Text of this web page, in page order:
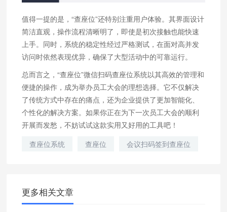
值得一提的是，“查座位”还特别注重用户体验。其界面设计
简洁直观，操作流程清晰明了，即使是初次接触也能快速
上手。同时，系统的稳定性经过严格测试，在面对高并发
访问时依然表现优异，确保了大型活动中的可靠运行。
总而言之，“查座位”微信扫码查座位系统以其高效的管理和
便捷的操作，成为举办员工大会的理想选择。它不仅解决
了传统方式中存在的痛点，还为企业提供了更加智能化、
个性化的解决方案。如果你正在为下一次员工大会的顺利
开展而发愁，不妨试试这款实用又好用的工具吧！
查座位系统
查座位 会议扫码签到查座位
更多相关文章